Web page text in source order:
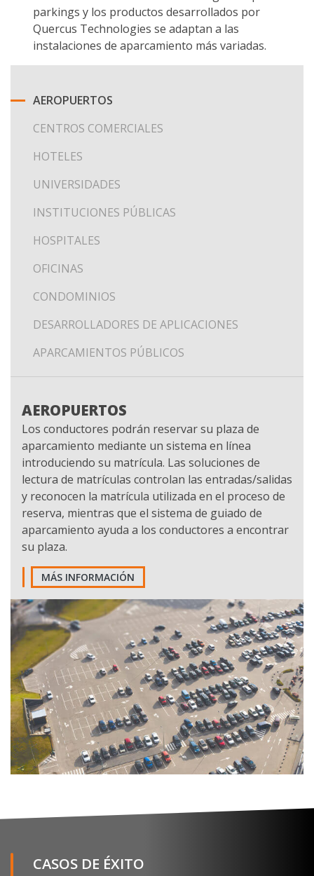
parkings y los productos desarrollados por
Quercus Technologies se adaptan a las
instalaciones de aparcamiento más variadas.
AEROPUERTOS
CENTROS COMERCIALES
HOTELES
UNIVERSIDADES
INSTITUCIONES PÚBLICAS
HOSPITALES
OFICINAS
CONDOMINIOS
DESARROLLADORES DE APLICACIONES
APARCAMIENTOS PÚBLICOS
AEROPUERTOS
Los conductores podrán reservar su plaza de
aparcamiento mediante un sistema en línea
introduciendo su matrícula. Las soluciones de
lectura de matrículas controlan las entradas/salidas
y reconocen la matrícula utilizada en el proceso de
reserva, mientras que el sistema de guiado de
aparcamiento ayuda a los conductores a encontrar
su plaza.
MÁS INFORMACIÓN
CASOS DE ÉXITO